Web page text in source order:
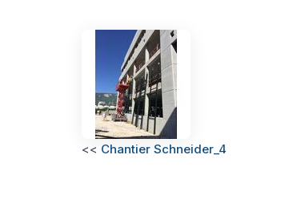
<< Chantier Schneider_4